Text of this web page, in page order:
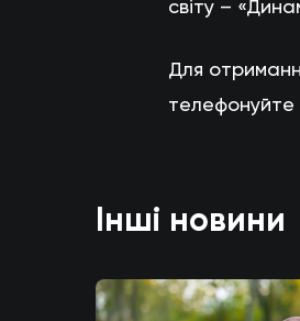
світу –
Для
Інші новини